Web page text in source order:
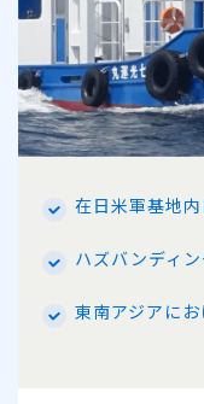
在日米軍基地
ハズバンディ
東南アジアに